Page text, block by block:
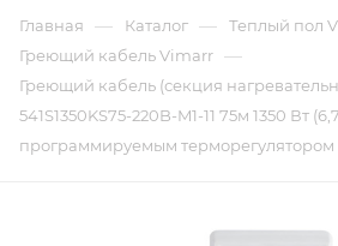
Главная — Каталог — Теплый пол
Греющий кабель Vimarr —
Греющий кабель (секция
541S1350KS75-220B-M1-11 75м 1350 Вт
программируемым терморегулятором